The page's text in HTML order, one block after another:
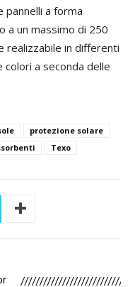
a forma
a un massimo di 250
realizzabile in differenti
colori a seconda delle
protezione solare
Texo